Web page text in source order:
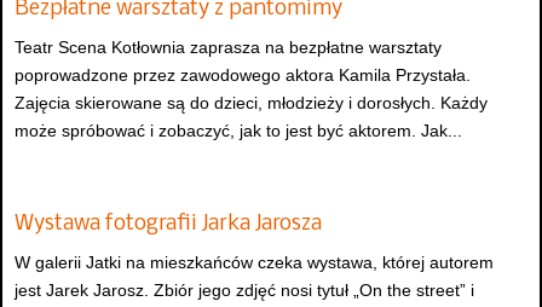
Bezpłatne warsztaty z pantomimy
Teatr Scena Kotłownia zaprasza na bezpłatne warsztaty
poprowadzone przez zawodowego aktora Kamila Przystała.
Zajęcia skierowane są do dzieci, młodzieży i dorosłych. Każdy
może spróbować i zobaczyć, jak to jest być aktorem. Jak...
Wystawa fotografii Jarka Jarosza
W galerii Jatki na mieszkańców czeka wystawa, której autorem
jest Jarek Jarosz. Zbiór jego zdjęć nosi tytuł „On the street” i